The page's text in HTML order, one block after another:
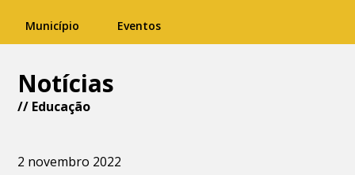
Município Eventos
Notícias
// Educação
2 novembro 2022